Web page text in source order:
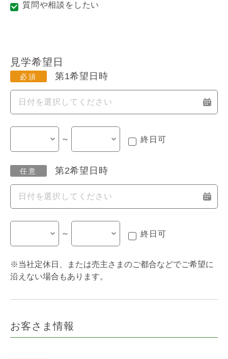
質問や相談をしたい
見学希望日
第1希望日時
～ 終日可
第2希望日時
～ 終日可
※当社定休日、または売主さまのご都合などでご希望に
沿えない場合もあります。
お客さま情報